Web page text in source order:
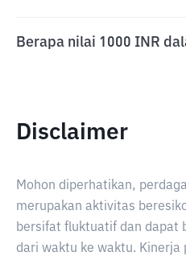
Berapa nilai 1000 INR
Disclaimer
Mohon diperhatikan,
merupakan aktivitas
bersifat fluktuatif dan dapat
dari waktu ke waktu. Kinerja